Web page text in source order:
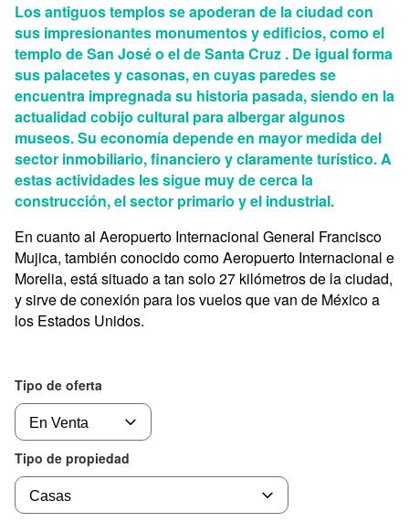
Los antiguos templos se apoderan de la ciudad con
sus impresionantes monumentos y edificios, como el
templo de San José o el de Santa Cruz . De igual forma
sus palacetes y casonas, en cuyas paredes se
encuentra impregnada su historia pasada, siendo en la
actualidad cobijo cultural para albergar algunos
museos. Su economía depende en mayor medida del
sector inmobiliario, financiero y claramente turístico. A
estas actividades les sigue muy de cerca la
construcción, el sector primario y el industrial.
En cuanto al Aeropuerto Internacional General Francisco
Mujica, también conocido como Aeropuerto Internacional e
Morelia, está situado a tan solo 27 kilómetros de la ciudad,
y sirve de conexión para los vuelos que van de México a
los Estados Unidos.
Tipo de oferta
Tipo de propiedad